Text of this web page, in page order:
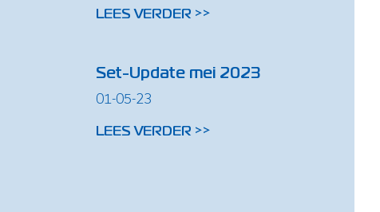
LEES VERDER >>
Set-Update mei 2023
01-05-23
LEES VERDER >>